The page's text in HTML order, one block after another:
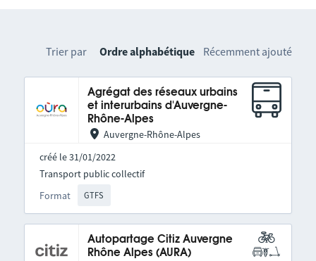
Trier par Ordre alphabétique Récemment ajouté
Agrégat des réseaux urbains
et interurbains d'Auvergne-
Rhône-Alpes
Auvergne-Rhône-Alpes
créé le 31/01/2022
Format GTFS
Transport public collectif
Autopartage Citiz Auvergne
Rhône Alpes (AURA)